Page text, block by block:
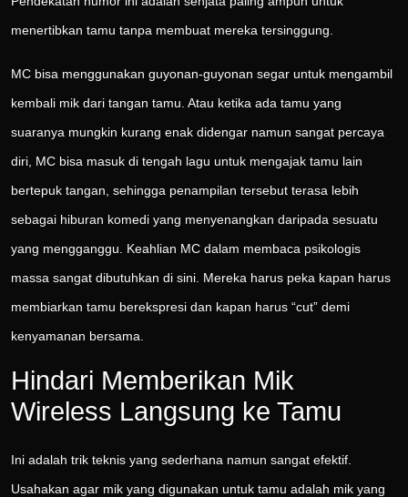
menertibkan tamu tanpa membuat mereka tersinggung.
MC bisa menggunakan guyonan-guyonan segar untuk mengambil
kembali mik dari tangan tamu. Atau ketika ada tamu yang
suaranya mungkin kurang enak didengar namun sangat percaya
diri, MC bisa masuk di tengah lagu untuk mengajak tamu lain
bertepuk tangan, sehingga penampilan tersebut terasa lebih
sebagai hiburan komedi yang menyenangkan daripada sesuatu
yang mengganggu. Keahlian MC dalam membaca psikologis
massa sangat dibutuhkan di sini. Mereka harus peka kapan harus
membiarkan tamu berekspresi dan kapan harus “cut” demi
kenyamanan bersama.
Hindari Memberikan Mik
Wireless Langsung ke Tamu
Ini adalah trik teknis yang sederhana namun sangat efektif.
Usahakan agar mik yang digunakan untuk tamu adalah mik yang